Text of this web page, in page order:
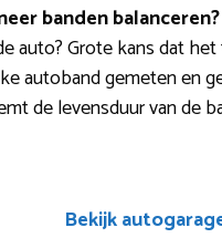
banden balanceren?
auto? Grote kans dat
autoband gemeten en
de levensduur van de
Bekijk